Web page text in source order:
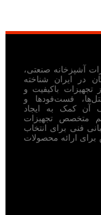
آشپزخانه صنعتی،
در ایران شناخته
تجهیزات باکیفیت و
فست‌فودها و
آن کمک به ایجاد
متخصص تجهیزات
فنی برای انتخاب
برای ارائه محصولات